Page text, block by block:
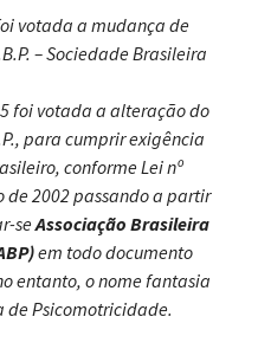
votada a mudança de
– Sociedade Brasileira
foi votada a alteração do
para cumprir exigência
conforme Lei nº
de 2002 passando a partir
seAssociação Brasileira
em todo documento
entanto, o nome fantasia
de Psicomotricidade.